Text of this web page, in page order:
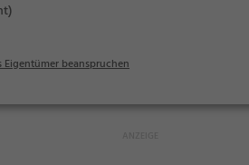
Eigentümer beanspruchen